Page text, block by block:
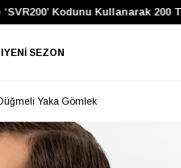
Kodunu Kullanarak 200
YENI SEZON
Yaka Gömlek